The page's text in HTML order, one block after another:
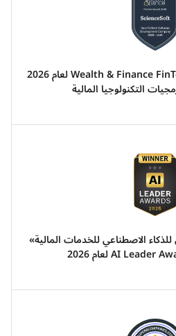
فائزون بجائزة Wealth & Finance FinTech Awards لعام 2026
التكنولوجيا المالية
الاصطناعي للخدمات المالية»